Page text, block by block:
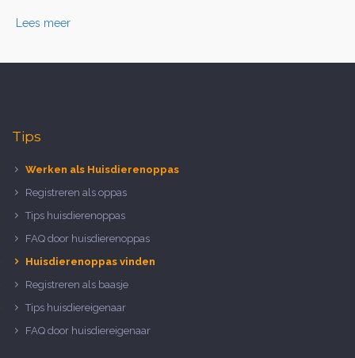
Lees meer
Tips
Werken als Huisdierenoppas
Registreren als oppas
Tips huisdierenoppas
FAQ door huisdierenoppas
Huisdierenoppas vinden
Registreren als baasje
Tips huisdiereigenaar
FAQ door huisdiereigenaar